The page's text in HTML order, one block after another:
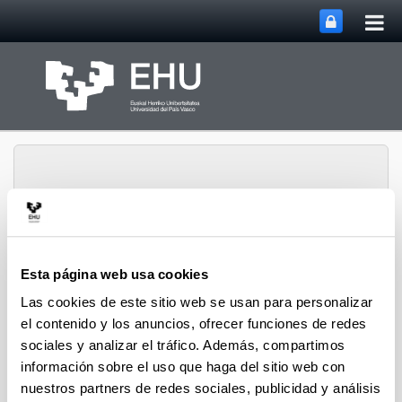
Esta página web usa cookies
Las cookies de este sitio web se usan para personalizar
el contenido y los anuncios, ofrecer funciones de redes
sociales y analizar el tráfico. Además, compartimos
información sobre el uso que haga del sitio web con
nuestros partners de redes sociales, publicidad y análisis
biomat
Difusión